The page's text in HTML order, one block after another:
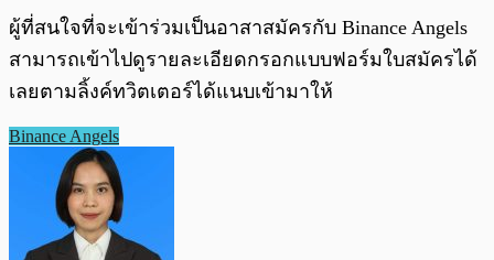
ผู้ที่สนใจที่จะเข้าร่วมเป็นอาสาสมัครกับ Binance Angels
สามารถเข้าไปดูรายละเอียดกรอกแบบฟอร์มใบสมัครได้
เลยตามลิ้งค์ทวิตเตอร์ได้แนบเข้ามาให้
Binance Angels